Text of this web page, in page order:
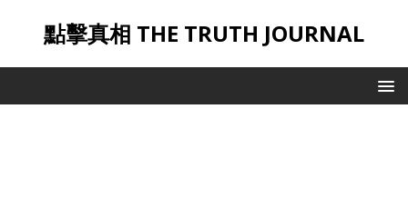
點擊真相 THE TRUTH JOURNAL